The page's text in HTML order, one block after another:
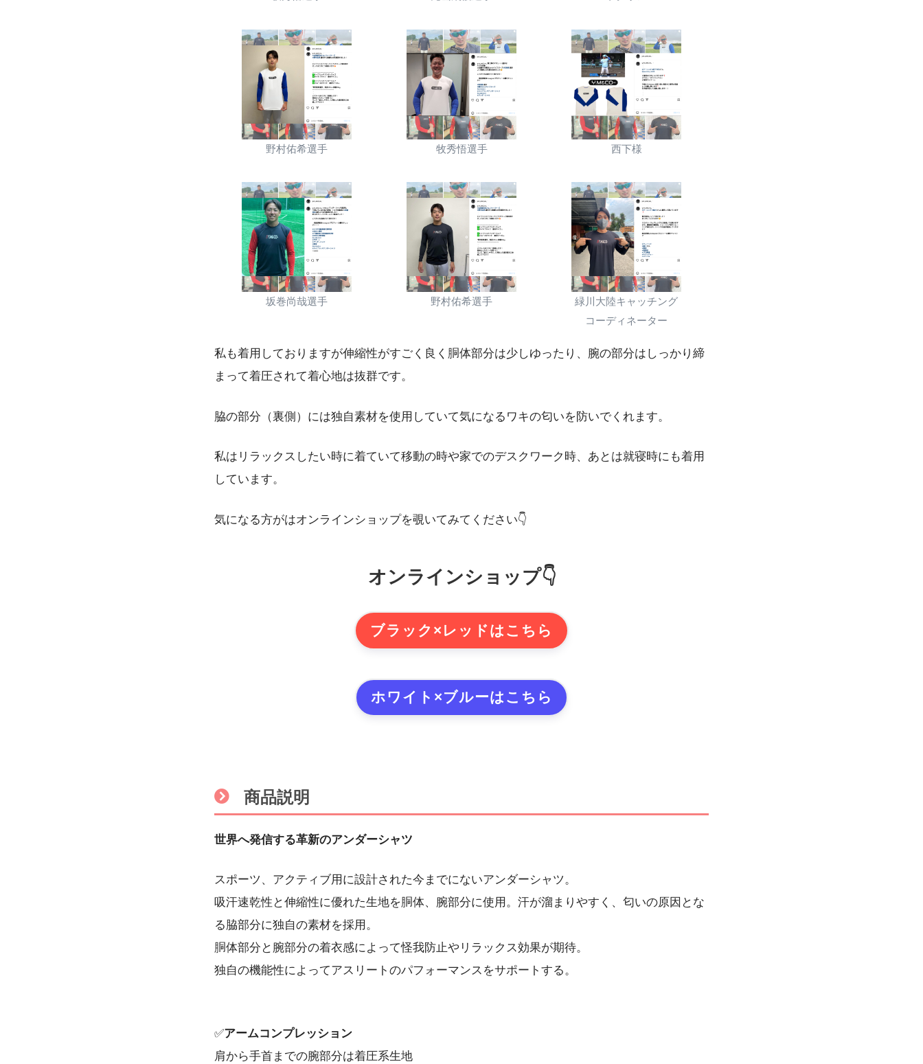
野村佑希選手 牧秀悟選手 西下様
坂巻尚哉選手 野村佑希選手
緑川大陸キャッチング
コーディネーター
私も着用しておりますが伸縮性がすごく良く胴体部分は少しゆったり、腕の部分はしっかり締
まって着圧されて着心地は抜群です。
脇の部分（裏側）には独自素材を使用していて気になるワキの匂いを防いでくれます。
私はリラックスしたい時に着ていて移動の時や家でのデスクワーク時、あとは就寝時にも着用
しています。
気になる方がはオンラインショップを覗いてみてください👇
オンラインショップ👇
ブラック×レッドはこちら
ホワイト×ブルーはこちら
商品説明
世界へ発信する革新のアンダーシャツ
スポーツ、アクティブ用に設計された今までにないアンダーシャツ。
吸汗速乾性と伸縮性に優れた生地を胴体、腕部分に使用。汗が溜まりやすく、匂いの原因とな
る脇部分に独自の素材を採用。
胴体部分と腕部分の着衣感によって怪我防止やリラックス効果が期待。
独自の機能性によってアスリートのパフォーマンスをサポートする。
✅アームコンプレッション
肩から手首までの腕部分は着圧系生地